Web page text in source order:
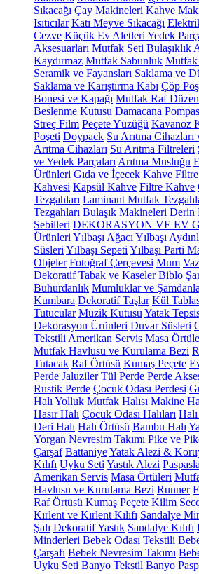
Sıkacağı Çay Makineleri Kahve
Isıtıcılar Katı Meyve Sıkacağı
Cezve Küçük Ev Aletleri Yedek
Aksesuarları Mutfak Seti Bulaşıklık
Kaydırmaz Mutfak Sabunluk
Seramik ve Fayansları Saklama ve
Saklama ve Karıştırma Kabı Çöp
Bonesi ve Kapağı Mutfak Raf
Beslenme Kutusu Damacana
Streç Film Peçete Yüzüğü Kavanoz
Poşeti Doypack Su Arıtma Cihazları
Arıtma Cihazları Su Arıtma Filtreleri
ve Yedek Parçaları Arıtma Musluğu
Ürünleri Gıda ve İçecek Kahve Filtre
Kahvesi Kapsül Kahve Filtre Kahve
Tezgahları Laminant Mutfak
Tezgahları Bulaşık Makineleri Derin
Sebilleri DEKORASYON VE EV
Ürünleri Yılbaşı Ağacı Yılbaşı
Süsleri Yılbaşı Sepeti Yılbaşı Parti
Objeler Fotoğraf Çerçevesi Mum
Dekoratif Tabak ve Kaseler Biblo
Buhurdanlık Mumluklar ve
Kumbara Dekoratif Taşlar Kül
Tutucular Müzik Kutusu Yatak
Dekorasyon Ürünleri Duvar Süsleri
Tekstili Amerikan Servis Masa
Mutfak Havlusu ve Kurulama Bezi
Tutacak Raf Örtüsü Kumaş Peçete
Perde Jaluziler Tül Perde Perde
Rustik Perde Çocuk Odası Perdesi
Halı Yolluk Mutfak Halısı Makine
Hasır Halı Çocuk Odası Halıları
Deri Halı Halı Örtüsü Bambu Halı
Yorgan Nevresim Takımı Pike ve
Çarşaf BattaniyeYatak Alezi &
Kılıfı Uyku Seti Yastık Alezi
Amerikan Servis Masa Örtüleri
Havlusu ve Kurulama Bezi Runner
Raf Örtüsü Kumaş Peçete Kilim
Kırlent ve Kırlent Kılıfı Sandalye
Şalı Dekoratif Yastık Sandalye Kılıfı
Minderleri Bebek Odası Tekstili
Çarşafı Bebek Nevresim Takımı
Uyku Seti Banyo Tekstil Banyo